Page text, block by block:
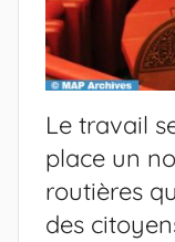
Le travail
place un
routières
des